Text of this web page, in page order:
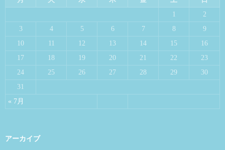
« 7月
1
2
3
4 5 6 7 8
9
10
11 12 13 14 15
16
17
18 19 20 21 22
23
24
25 26 27 28 29
30
31
アーカイブ